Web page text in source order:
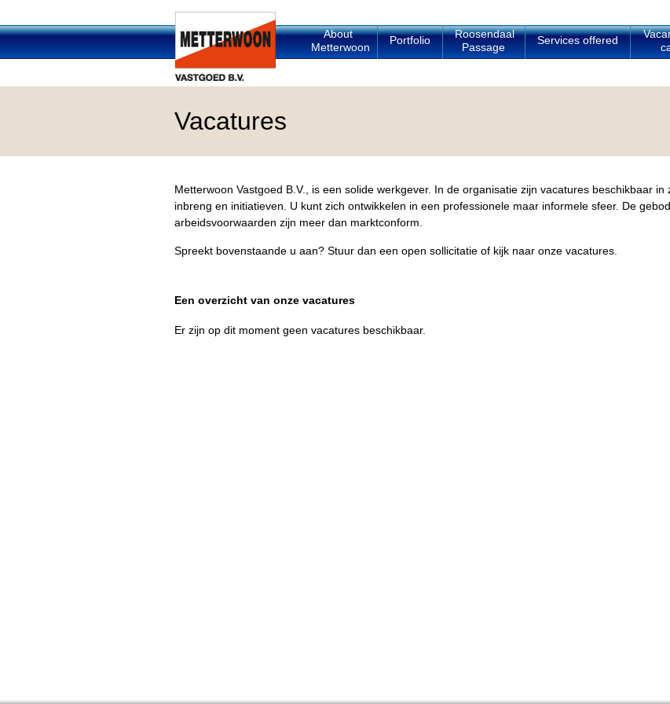
About
Metterwoon
Portfolio
Roosendaal
Passage
Services offered
Vacatures
Metterwoon Vastgoed B.V., is een solide werkgever. In de organisatie zijn vacatures beschikbaar
inbreng en initiatieven. U kunt zich ontwikkelen in een professionele maar informele sfeer. De
arbeidsvoorwaarden zijn meer dan marktconform.
Spreekt bovenstaande u aan? Stuur dan een open sollicitatie of kijk naar onze vacatures.
Een overzicht van onze vacatures
Er zijn op dit moment geen vacatures beschikbaar.